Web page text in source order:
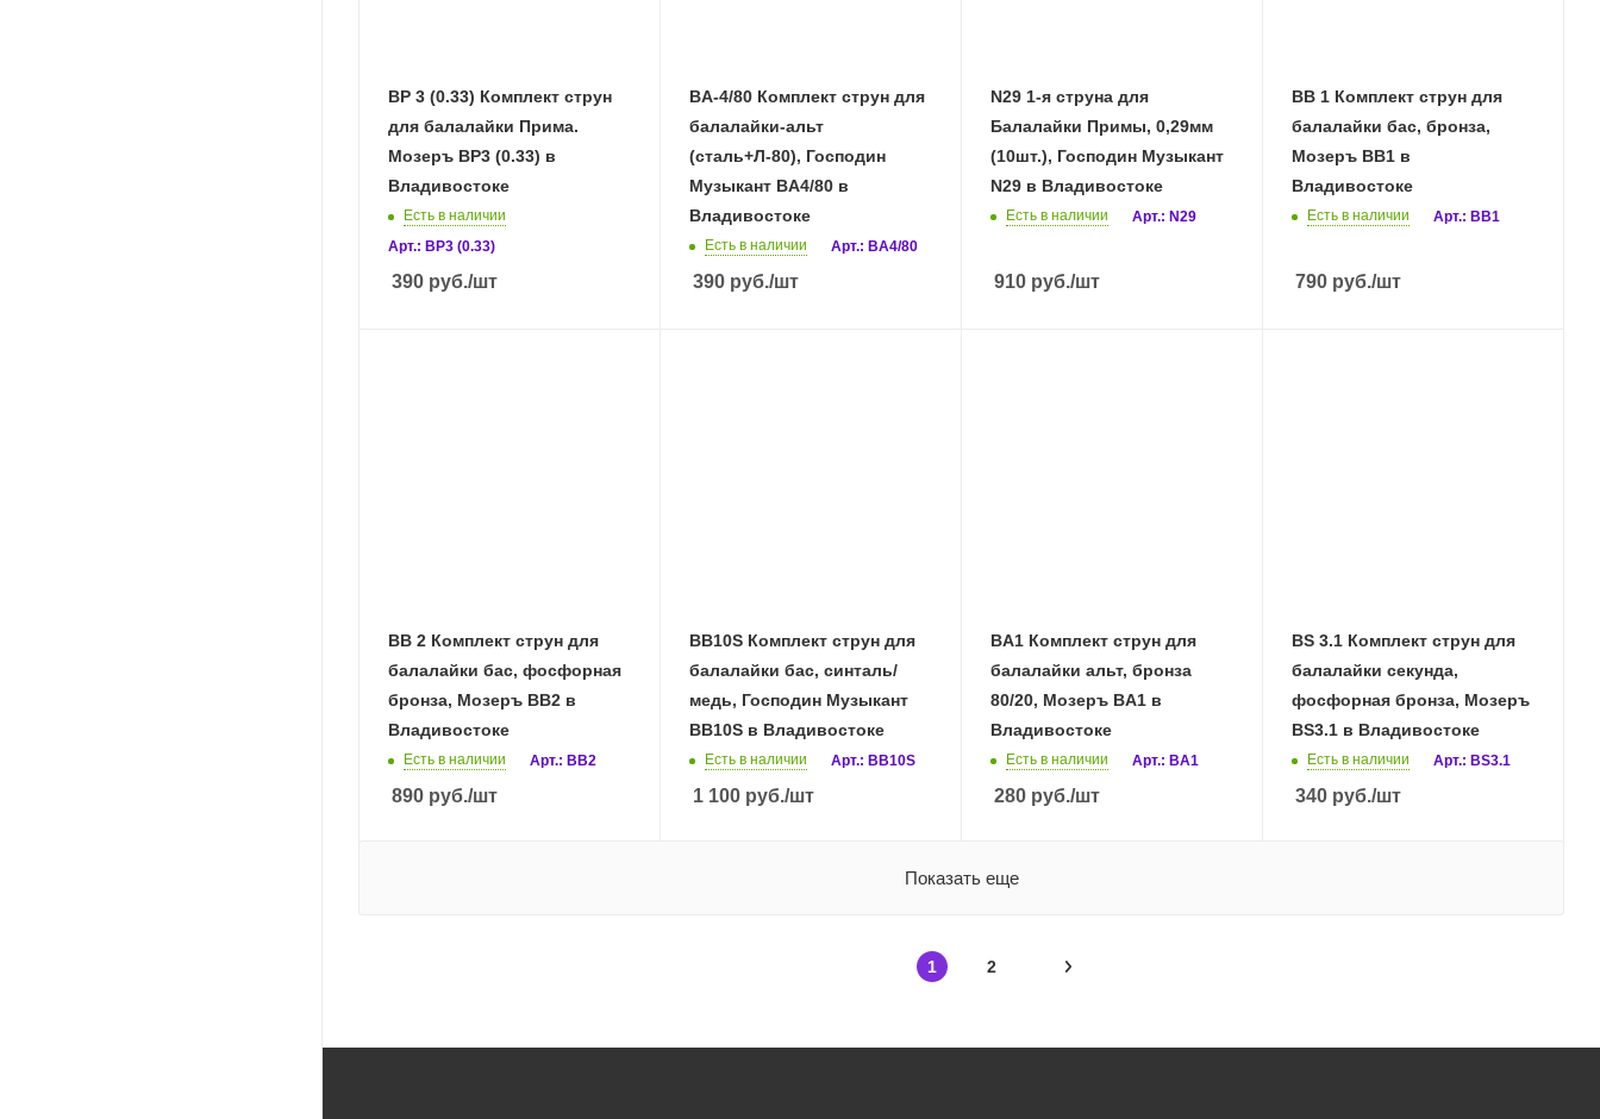
BP 3 (0.33) Комплект струн
для балалайки Прима.
Мозеръ BP3 (0.33) в
Владивостоке
Есть в наличии
Арт.: BP3 (0.33)
390 руб./шт
BA-4/80 Комплект струн для
балалайки-альт
(сталь+Л-80), Господин
Музыкант BA4/80 в
Владивостоке
Есть в наличии Арт.: BA4/80
390 руб./шт
N29 1-я струна для
Балалайки Примы, 0,29мм
(10шт.), Господин Музыкант
N29 в Владивостоке
Есть в наличии Арт.: N29
910 руб./шт
BB 1 Комплект струн для
балалайки бас, бронза,
Мозеръ BB1 в
Владивостоке
Есть в наличии Арт.: BB1
790 руб./шт
BB 2 Комплект струн для
балалайки бас, фосфорная
бронза, Мозеръ BB2 в
Владивостоке
Есть в наличии Арт.: BB2
890 руб./шт
BB10S Комплект струн для
балалайки бас, синталь/
медь, Господин Музыкант
BB10S в Владивостоке
Есть в наличии Арт.: BB10S
1 100 руб./шт
BA1 Комплект струн для
балалайки альт, бронза
80/20, Мозеръ BA1 в
Владивостоке
Есть в наличии Арт.: BA1
280 руб./шт
BS 3.1 Комплект струн для
балалайки секунда,
фосфорная бронза, Мозеръ
BS3.1 в Владивостоке
Есть в наличии Арт.: BS3.1
340 руб./шт
Показать еще
1 2